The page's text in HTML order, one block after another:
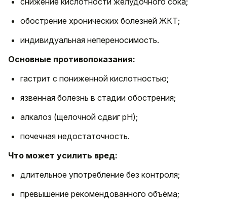
обострение хронических болезней ЖКТ;
индивидуальная непереносимость.
Основные противопоказания:
гастрит с пониженной кислотностью;
язвенная болезнь в стадии обострения;
алкалоз (щелочной сдвиг pH);
почечная недостаточность.
Что может усилить вред:
длительное употребление без контроля;
превышение рекомендованного объёма;